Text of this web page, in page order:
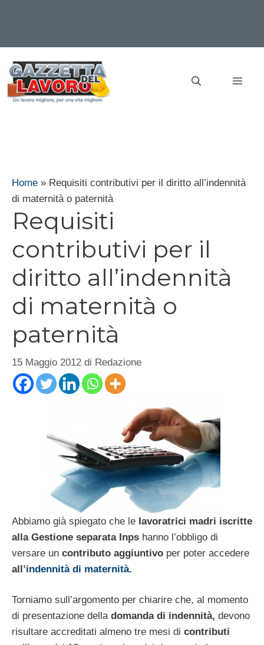
contenuto
Home » Requisiti contributivi per il diritto all’indennità
di maternità o paternità
Requisiti
contributivi per il
diritto all’indennità
di maternità o
paternità
15 Maggio 2012 di Redazione
Abbiamo già spiegato che le lavoratrici madri iscritte
alla Gestione separata Inps hanno l’obbligo di
versare un contributo aggiuntivo per poter accedere
all’indennità di maternità.
Torniamo sull’argomento per chiarire che, al momento
di presentazione della domanda di indennità, devono
risultare accreditati almeno tre mesi di contributi